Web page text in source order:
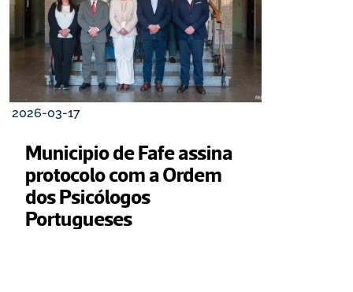
2026-03-17
Municipio de Fafe assina
protocolo com a Ordem
dos Psicólogos
Portugueses